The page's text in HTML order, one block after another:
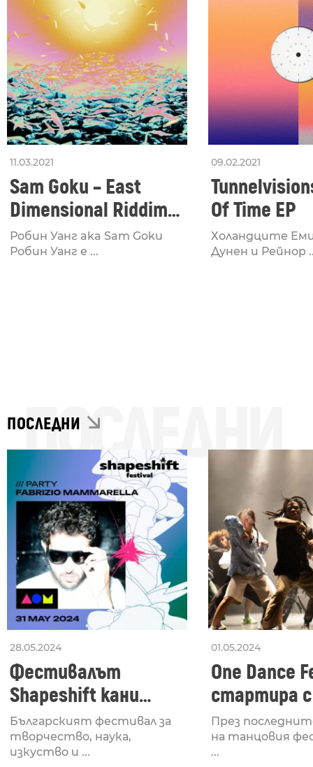
11.03.2021
Sam Goku – East
Dimensional Riddims
LP
Робин Уанг aka Sam Goku
Робин Уанг е ...
09.02.2021
Of Time EP
Холандците
Дунен и Рейнор
ПОСЛЕДНИ
ПОСЛЕДНИ
28.05.2024
Фестивалът
Shapeshift кани
Fabrizio Mammarella
за откриването си
Българският фестивал за
творчество, наука,
изкуство и ...
01.05.2024
One Dance
стартира
Lucid,
рейв
През
на танцовия
...